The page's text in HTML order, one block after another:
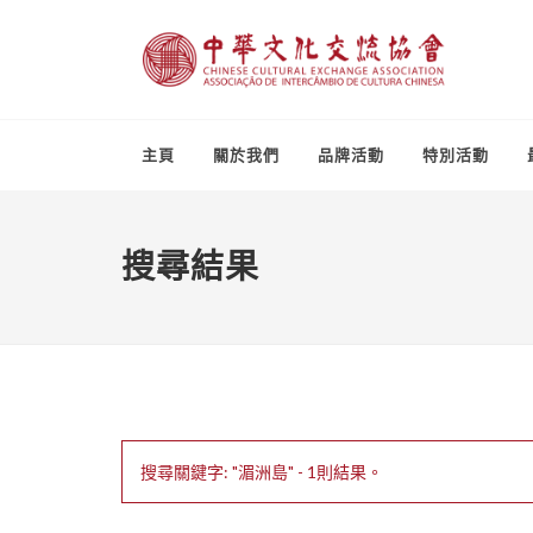
主頁 關於我們 品牌活動 特別活動
搜尋結果
搜尋關鍵字: "湄洲島" - 1則結果。